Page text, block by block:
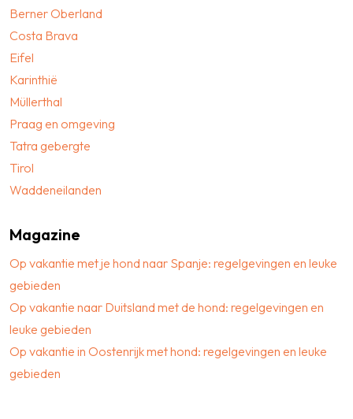
Berner Oberland
Costa Brava
Eifel
Karinthië
Müllerthal
Praag en omgeving
Tatra gebergte
Tirol
Waddeneilanden
Magazine
Op vakantie met je hond naar Spanje: regelgevingen en leuke
gebieden
Op vakantie naar Duitsland met de hond: regelgevingen en
leuke gebieden
Op vakantie in Oostenrijk met hond: regelgevingen en leuke
gebieden